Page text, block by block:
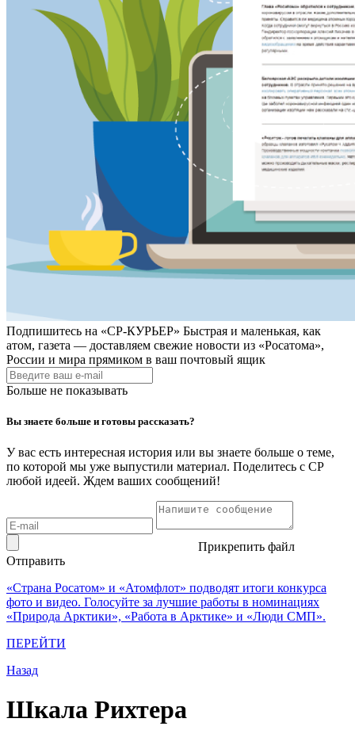
Подпишитесь на «СР-КУРЬЕР» Быстрая и маленькая, как
атом, газета — доставляем свежие новости из «Росатома»,
России и мира прямиком в ваш почтовый ящик
Больше не показывать
Вы знаете больше и готовы рассказать?
У вас есть интересная история или вы знаете больше о теме,
по которой мы уже выпустили материал. Поделитесь с СР
любой идеей. Ждем ваших сообщений!
Прикрепить файл
Отправить
«Страна Росатом» и «Атомфлот» подводят итоги конкурса
фото и видео. Голосуйте за лучшие работы в номинациях
«Природа Арктики», «Работа в Арктике» и «Люди СМП».
ПЕРЕЙТИ
Назад
Шкала Рихтера